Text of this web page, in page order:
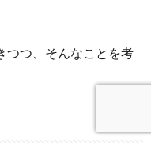
つつ、そんなことを考